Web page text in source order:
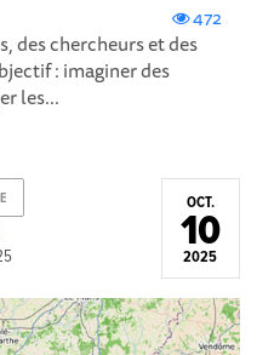
472
des chercheurs et des
: imaginer des
les...
OCT.
10
2025